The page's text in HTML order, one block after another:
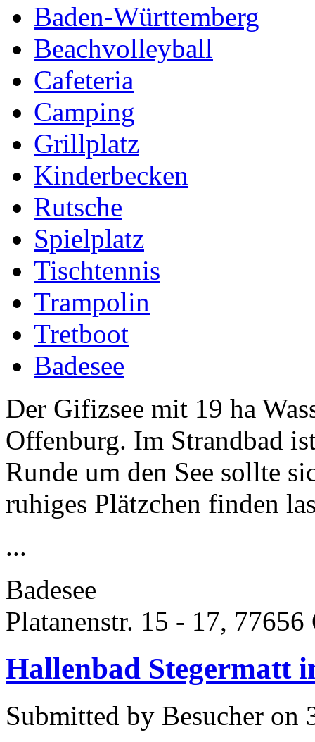
Baden-Württemberg
Beachvolleyball
Cafeteria
Camping
Grillplatz
Kinderbecken
Rutsche
Spielplatz
Tischtennis
Trampolin
Tretboot
Badesee
Der Gifizsee mit 19 ha
Offenburg. Im Strandbad
Runde um den See sollte
ruhiges Plätzchen finden
...
Badesee
Platanenstr. 15 - 17,
Hallenbad Stegermatt
Submitted by Besucher on